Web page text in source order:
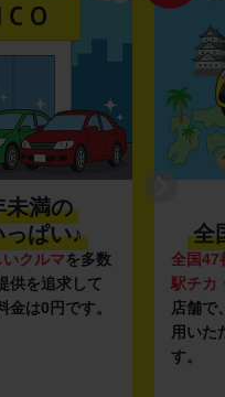
未満の
ぱい♪
クルマを多数
供を追求して
金は0円です。
全
全国47
駅チカ
店舗で
用いた
す。